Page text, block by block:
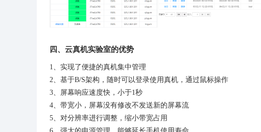
四、云真机实验室的优势
1、实现了便捷的真机集中管理
2、基于B/S架构，随时可以登录使用真机，通过鼠标操作
3、屏幕响应速度快，小于1秒
4、带宽小，屏幕没有修改不发送新的屏幕流
5、对分辨率进行调整，缩小带宽占用